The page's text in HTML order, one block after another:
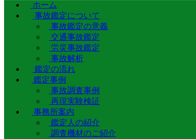
ホーム
事故鑑定について
事故鑑定の意義
交通事故鑑定
労災事故鑑定
事故解析
鑑定の流れ
鑑定事例
事故調査事例
再現実験検証
事務所案内
鑑定人の紹介
調査機材のご紹介